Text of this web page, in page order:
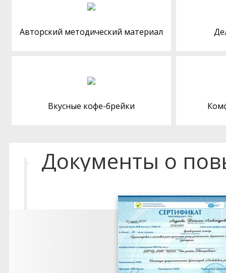
Авторский методический материал
Вкусные кофе-брейки
Документы о